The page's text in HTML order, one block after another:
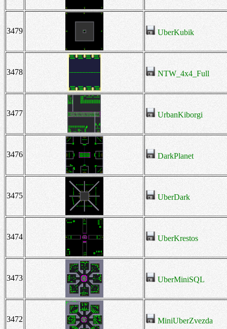
3479 UberKubik
3478 NTW_4x4_Full
3477 UrbanKiborgi
3476 DarkPlanet
3475 UberDark
3474 UberKrestos
3473 UberMiniSQL
3472 MiniUberZvezda